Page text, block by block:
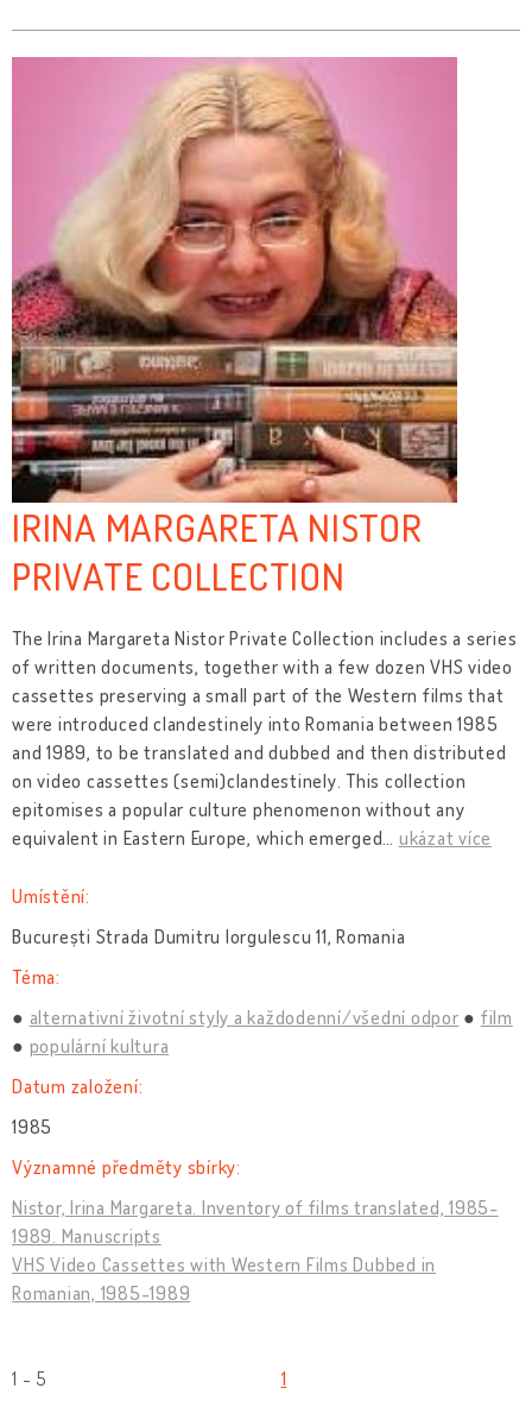
IRINA MARGARETA NISTOR
PRIVATE COLLECTION
The Irina Margareta Nistor Private Collection includes a series
of written documents, together with a few dozen VHS video
cassettes preserving a small part of the Western films that
were introduced clandestinely into Romania between 1985
and 1989, to be translated and dubbed and then distributed
on video cassettes (semi)clandestinely. This collection
epitomises a popular culture phenomenon without any
equivalent in Eastern Europe, which emerged… ukázat více
Umístění:
București Strada Dumitru Iorgulescu 11, Romania
Téma:
alternativní životní styly a každodenní/všední odpor
film
populární kultura
Datum založení:
1985
Významné předměty sbírky:
Nistor, Irina Margareta. Inventory of films translated, 1985-
1989. Manuscripts
VHS Video Cassettes with Western Films Dubbed in
Romanian, 1985-1989
1 - 5 1